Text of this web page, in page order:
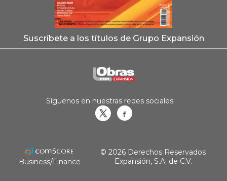
Suscríbete a los títulos de Grupo Expansión
Síguenos en nuestras redes sociales:
Business/Finance
© 2026 Derechos Reservados
Expansión, S.A. de C.V.